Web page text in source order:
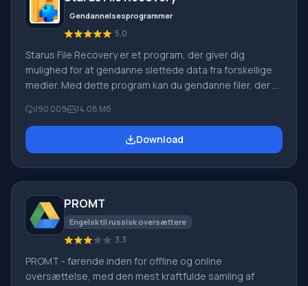
Gendannelsesprogrammer
5.0
Starus File Recovery er et program, der giver dig
mulighed for at gendanne slettede data fra forskellige
medier. Med dette program kan du gendanne filer, der er
slettet uden om papirkurven, skjult af ondsindet
software, mistet på grund af softwarefejl, fuldstændig
tømning af papirkurven, formatering eller sletning af
190 009 14.08 Мб
Download
PROMT
Engelsk til russisk oversættere
3.3
PROMT - førende inden for offline og online
oversættelse, med den mest kraftfulde samling af